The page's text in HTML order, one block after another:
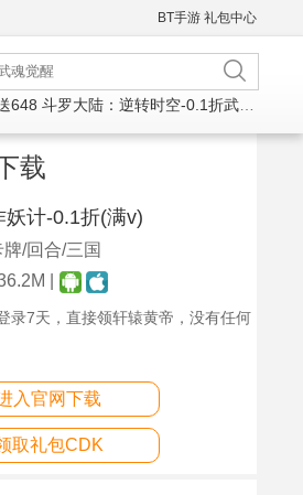
BT手游 礼包中心
648 斗罗大陆：逆转时空-0.1折武魂觉醒
载
妖计-0.1折(满v)
牌/回合/三国
|
录7天，直接领轩辕黄帝，没有任何
入官网下载
取礼包CDK